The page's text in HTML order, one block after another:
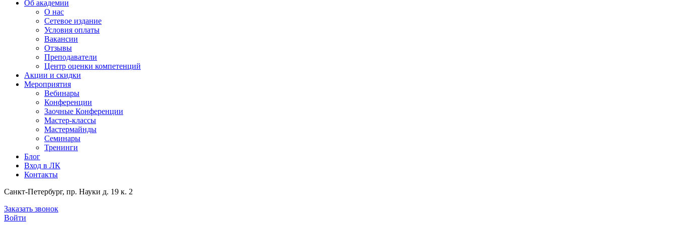
Об академии
О нас
Сетевое издание
Условия оплаты
Вакансии
Отзывы
Преподаватели
Центр оценки компетенций
Акции и скидки
Мероприятия
Вебинары
Конференции
Заочные Конференции
Мастер-классы
Мастермайнды
Семинары
Тренинги
Блог
Вход в ЛК
Контакты
Санкт-Петербург, пр. Науки д. 19 к. 2
Заказать звонок
Войти